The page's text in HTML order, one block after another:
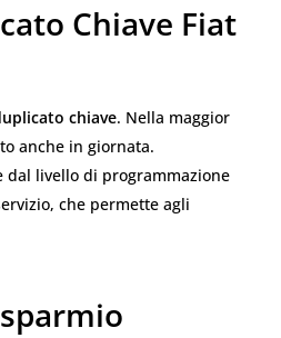
Chiave Fiat
chiave. Nella maggior
anche in giornata.
livello di programmazione
che permette agli